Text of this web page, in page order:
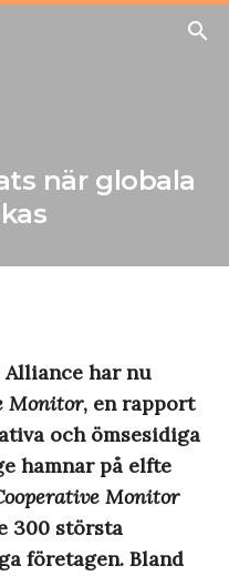
search
när globala
har nu
Monitor, en rapport
och ömsesidiga
hamnar på elfte
Monitor
300 största
företagen. Bland